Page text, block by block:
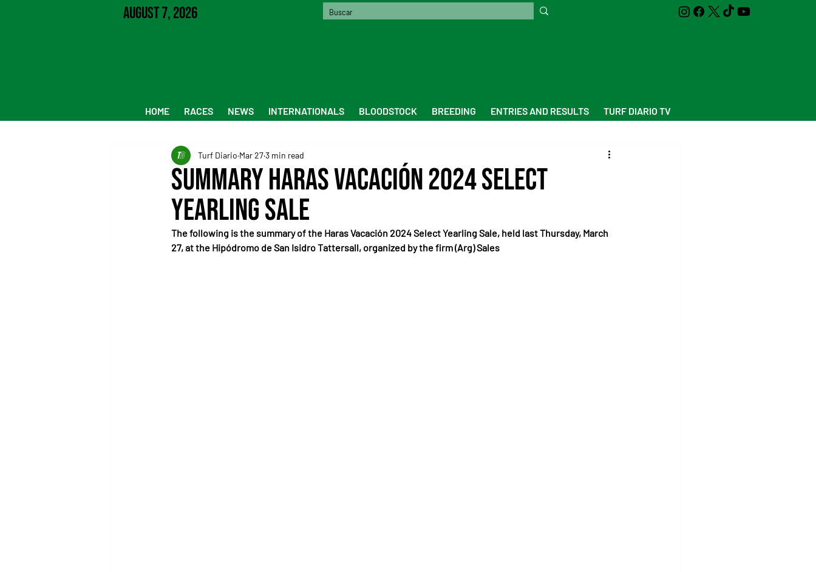
August 7, 2026
HOME RACES NEWS INTERNATIONALS BLOODSTOCK BREEDING ENTRIES AND RESULTS TURF DIARIO TV
Summary Haras Vacación 2024 Select
Yearling Sale
Turf Diario Mar 273 min read
The following is the summary of the Haras Vacación 2024 Select Yearling Sale, held last Thursday, March
27, at the Hipódromo de San Isidro Tattersall, organized by the firm (Arg) Sales